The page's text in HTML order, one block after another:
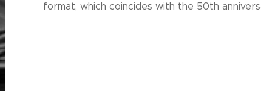
format, which coincides with the 50th